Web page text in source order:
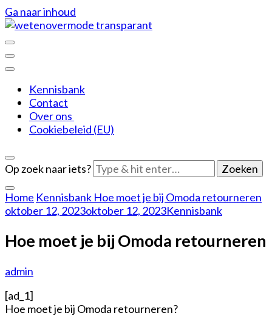
Ga naar inhoud
Weten over mode
Kennisbank
Contact
Over ons
Cookiebeleid (EU)
Op zoek naar iets?
Home Kennisbank Hoe moet je bij Omoda retourneren
oktober 12, 2023oktober 12, 2023Kennisbank
Hoe moet je bij Omoda retourneren
admin
[ad_1]
Hoe moet je bij Omoda retourneren?